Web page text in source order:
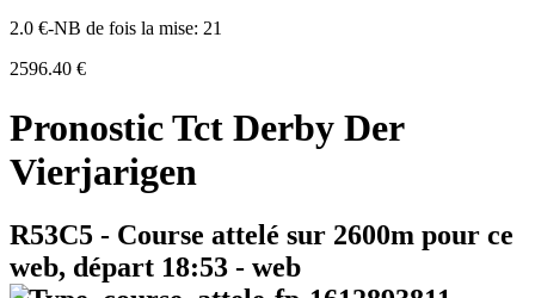
2.0 €-NB de fois la mise: 21
2596.40 €
Pronostic Tct Derby Der
Vierjarigen
R53C5 - Course attelé sur 2600m pour ce
web, départ 18:53 - web